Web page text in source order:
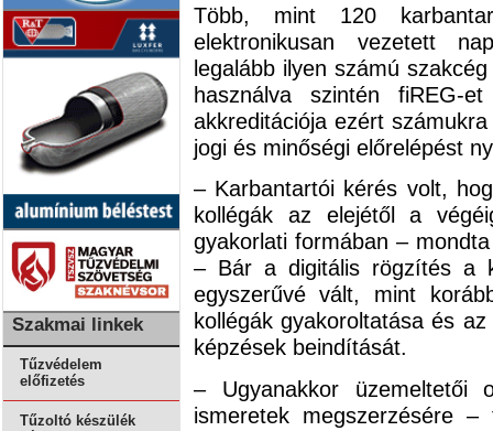
Szakmai linkek
Tűzvédelem
előfizetés
Tűzoltó készülék
Több, mint 120
elektronikusan vezetett
legalább ilyen számú
használva szintén fiREG-
akkreditációja ezért
jogi és minőségi előrelépést
– Karbantartói kérés volt,
kollégák az elejétől a
gyakorlati formában –
– Bár a digitális rögzítés a
egyszerűvé vált, mint
kollégák gyakoroltatása és
képzések beindítását.
– Ugyanakkor üzemeltetői
ismeretek megszerzésére